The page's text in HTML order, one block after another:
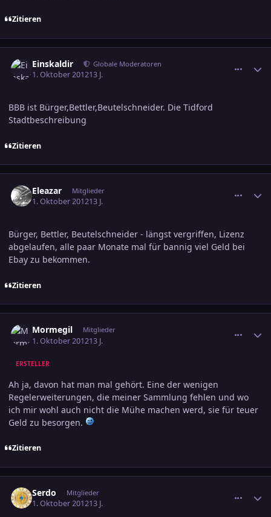
Zitieren
Einskaldir Globale Moderatoren
1. Oktober 201213 J.
BBB ist Bürger,Bettler,Beutelschneider. Die Tidford
Stadtbeschreibung
Zitieren
Eleazar Mitglieder
1. Oktober 201213 J.
Bürger, Bettler, Beutelschneider - längst vergriffen, Lizenz
abgelaufen, alle paar Monate mal für bannig viel Geld bei
Ebay zu bekommen.
Zitieren
Mormegil Mitglieder
1. Oktober 201213 J.
ERSTELLER
Ah ja, davon hat man mal gehört. Eine der wenigen
Regelerweiterungen, die meiner Sammlung fehlen und wo
ich mir wohl auch nicht die Mühe machen werd, sie für teuer
Geld zu besorgen.
Zitieren
Serdo Mitglieder
1. Oktober 201213 J.